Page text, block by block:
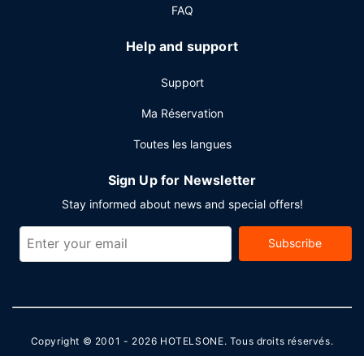
FAQ
Help and support
Support
Ma Réservation
Toutes les langues
Sign Up for Newsletter
Stay informed about news and special offers!
Subscribe
Copyright © 2001 - 2026 HOTELSONE. Tous droits réservés.